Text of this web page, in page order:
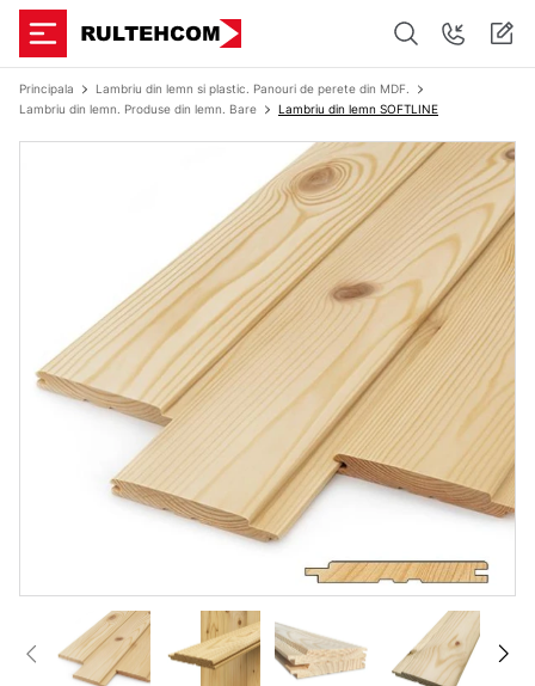
Principala
Lambriu din lemn si plastic. Panouri de perete din MDF.
Lambriu din lemn. Produse din lemn. Bare
Lambriu din lemn SOFTLINE